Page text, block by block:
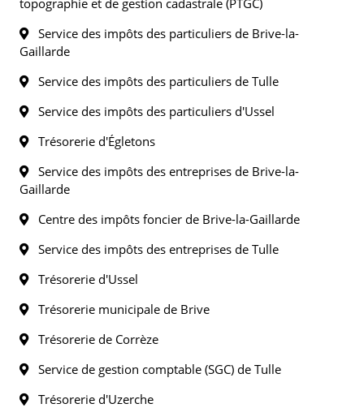
topographie et de gestion cadastrale (PTGC)
Service des impôts des particuliers de Brive-la-
Gaillarde
Service des impôts des particuliers de Tulle
Service des impôts des particuliers d'Ussel
Trésorerie d'Égletons
Service des impôts des entreprises de Brive-la-
Gaillarde
Centre des impôts foncier de Brive-la-Gaillarde
Service des impôts des entreprises de Tulle
Trésorerie d'Ussel
Trésorerie municipale de Brive
Trésorerie de Corrèze
Service de gestion comptable (SGC) de Tulle
Trésorerie d'Uzerche